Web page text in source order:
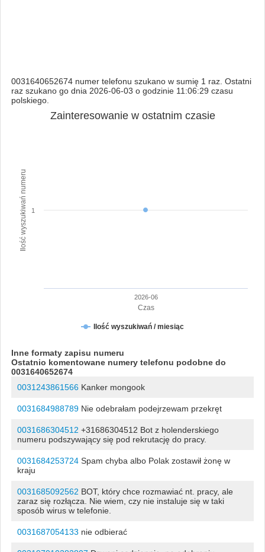
0031640652674 numer telefonu szukano w sumię 1 raz. Ostatni
raz szukano go dnia 2026-06-03 o godzinie 11:06:29 czasu
polskiego.
Czas
Ilość wyszukiwań numeru
Zainteresowanie w ostatnim czasie
Ilość wyszukiwań / miesiąc
2026-06
1
Inne formaty zapisu numeru
Ostatnio komentowane numery telefonu podobne do
0031640652674
0031243861566Kanker mongook
0031684988789Nie odebrałam podejrzewam przekręt
0031686304512 +31686304512 Bot z holenderskiego
numeru podszywający się pod rekrutację do pracy.
0031684253724Spam chyba albo Polak zostawił żonę w
kraju
0031685092562 BOT, który chce rozmawiać nt. pracy, ale
zaraz się rozłącza. Nie wiem, czy nie instaluje się w taki
sposób wirus w telefonie.
0031687054133 nie odbierać